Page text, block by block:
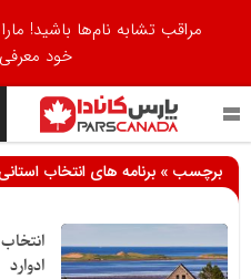
برچسب » برنامه های انتخاب استانی
ادوارد
مراقب تشابه نام‌ها باشید!
خود